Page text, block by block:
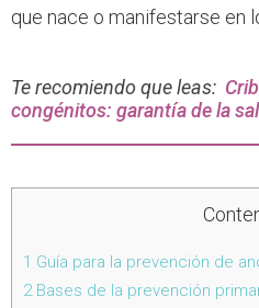
que nace o manifestarse en
Te recomiendo que leas:
congénitos: garantía de la
1 Guía para la prevención de
2Bases de la prevención